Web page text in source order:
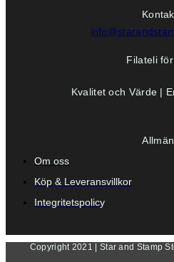
Filateli
Kvalitet och Värde |
Om oss
Köp & Leveransvillkor
Integritetspolicy
Copyright 2021 | Star and Stamp